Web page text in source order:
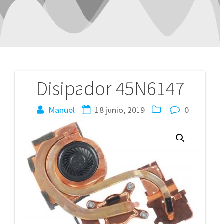
Disipador 45N6147
Manuel 18 junio, 2019 0
Navegación
entradas